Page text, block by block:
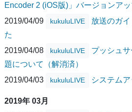
Encoder 2 (iOS版)」バージョンア
2019/04/09
kukuluLIVE
放送のガ
た
2019/04/08
kukuluLIVE
プッシュ
題について（解消済）
2019/04/03
kukuluLIVE システム
2019年 03月